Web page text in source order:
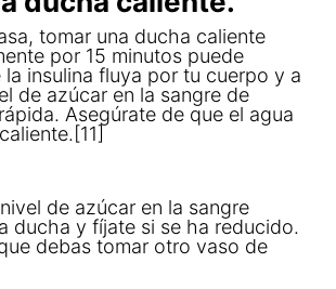
tomar una ducha caliente
por 15 minutos puede
la insulina fluya por tu cuerpo y a
de azúcar en la sangre de
Asegúrate de que el agua
de azúcar en la sangre
ducha y fíjate si se ha reducido.
debas tomar otro vaso de